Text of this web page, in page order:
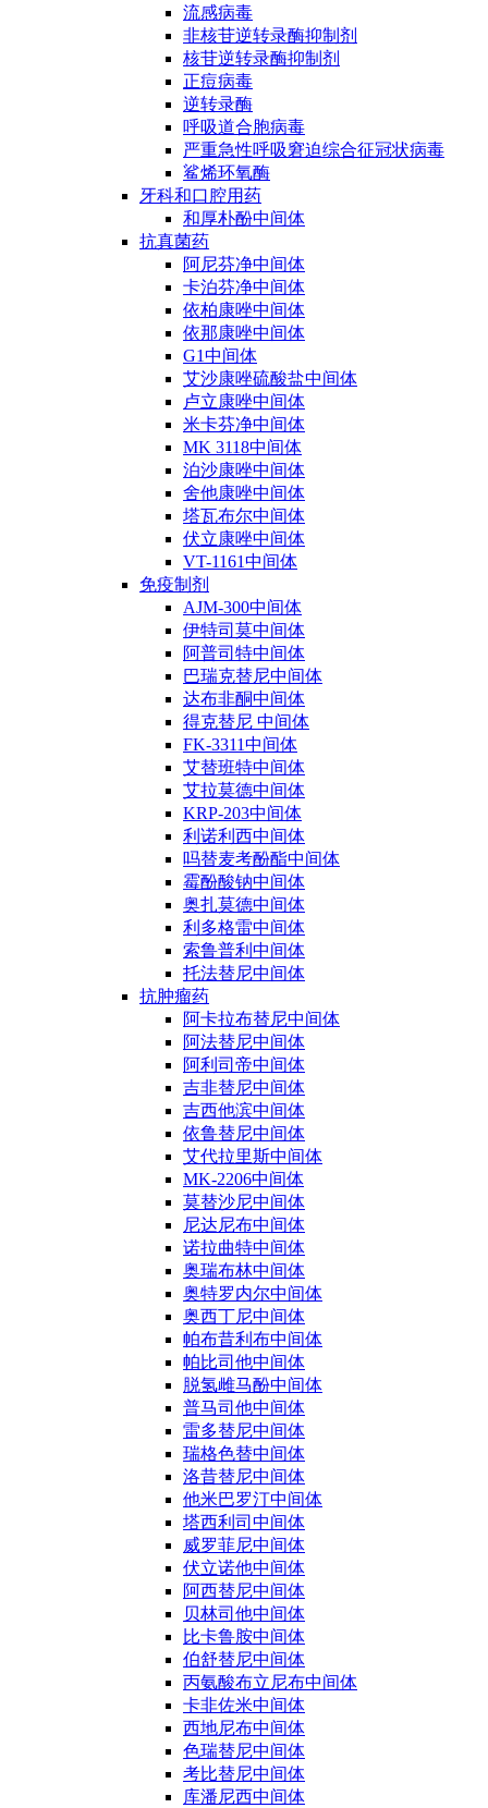
流感病毒
非核苷逆转录酶抑制剂
核苷逆转录酶抑制剂
正痘病毒
逆转录酶
呼吸道合胞病毒
严重急性呼吸窘迫综合征冠状病毒
鲨烯环氧酶
牙科和口腔用药
和厚朴酚中间体
抗真菌药
阿尼芬净中间体
卡泊芬净中间体
依柏康唑中间体
依那康唑中间体
G1中间体
艾沙康唑硫酸盐中间体
卢立康唑中间体
米卡芬净中间体
MK 3118中间体
泊沙康唑中间体
舍他康唑中间体
塔瓦布尔中间体
伏立康唑中间体
VT-1161中间体
免疫制剂
AJM-300中间体
伊特司莫中间体
阿普司特中间体
巴瑞克替尼中间体
达布非酮中间体
得克替尼 中间体
FK-3311中间体
艾替班特中间体
艾拉莫德中间体
KRP-203中间体
利诺利西中间体
吗替麦考酚酯中间体
霉酚酸钠中间体
奥扎莫德中间体
利多格雷中间体
索鲁普利中间体
托法替尼中间体
抗肿瘤药
阿卡拉布替尼中间体
阿法替尼中间体
阿利司帝中间体
吉非替尼中间体
吉西他滨中间体
依鲁替尼中间体
艾代拉里斯中间体
MK-2206中间体
莫替沙尼中间体
尼达尼布中间体
诺拉曲特中间体
奥瑞布林中间体
奥特罗内尔中间体
奥西丁尼中间体
帕布昔利布中间体
帕比司他中间体
脱氢雌马酚中间体
普马司他中间体
雷多替尼中间体
瑞格色替中间体
洛昔替尼中间体
他米巴罗汀中间体
塔西利司中间体
威罗菲尼中间体
伏立诺他中间体
阿西替尼中间体
贝林司他中间体
比卡鲁胺中间体
伯舒替尼中间体
丙氨酸布立尼布中间体
卡非佐米中间体
西地尼布中间体
色瑞替尼中间体
考比替尼中间体
库潘尼西中间体